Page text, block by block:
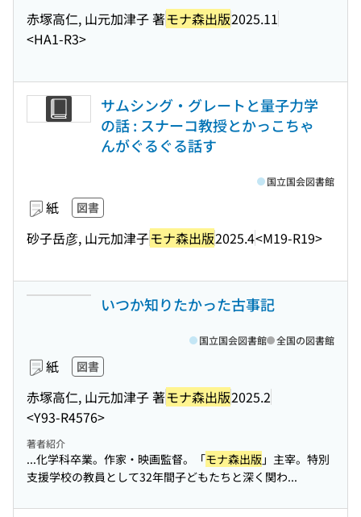
赤塚高仁, 山元加津子 著モナ森出版2025.11
<HA1-R3>
サムシング・グレートと量子力学
の話 : スナーコ教授とかっこちゃ
んがぐるぐる話す
紙 図書
砂子岳彦, 山元加津子モナ森出版2025.4<M19-R19>
国立国会図書館
いつか知りたかった古事記
紙 図書
赤塚高仁, 山元加津子 著モナ森出版2025.2
<Y93-R4576>
国立国会図書館 全国の図書館
著者紹介
...化学科卒業。作家・映画監督。「モナ森出版」主宰。特別
支援学校の教員として32年間子どもたちと深く関わ...